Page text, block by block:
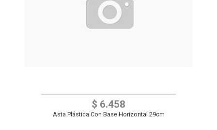
$ 6.458
Asta Plástica Con Base Horizontal 29cm